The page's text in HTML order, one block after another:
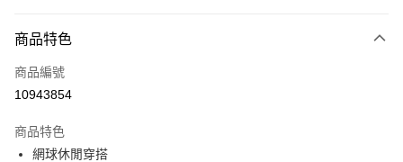
Apple Pay
悠遊付
7-11取貨(快速到店)
商品特色
商品編號
10943854
商品特色
網球休閒穿搭